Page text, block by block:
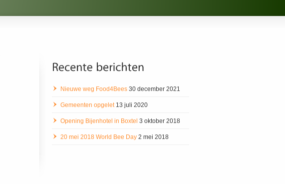
Nieuwe weg Food4Bees 30 december 2021
Gemeenten opgelet 13 juli 2020
Opening Bijenhotel in Boxtel 3 oktober 2018
20 mei 2018 World Bee Day 2 mei 2018